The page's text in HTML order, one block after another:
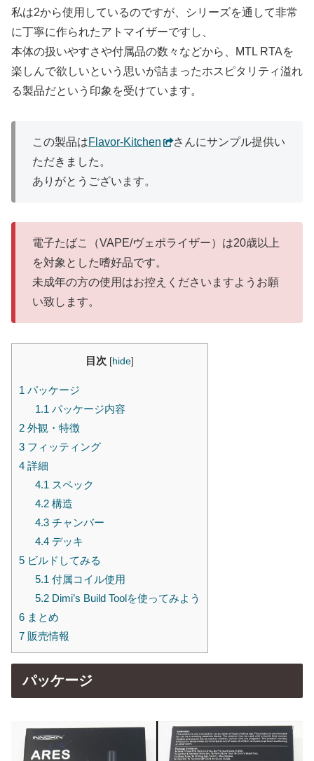
私は2から使用しているのですが、シリーズを通して非常
に丁寧に作られたアトマイザーですし、
本体の扱いやすさや付属品の数々などから、MTL RTAを
楽しんで欲しいという思いが詰まったホスピタリティ溢れ
る製品だという印象を受けています。
この製品はFlavor-Kitchen
さんにサンプル提供い
ただきました。
ありがとうございます。
電子たばこ（VAPE/ヴェポライザー）は20歳以上
を対象とした嗜好品です。
未成年の方の使用はお控えくださいますようお願
い致します。
目次 [hide]
1 パッケージ
1.1 パッケージ内容
2 外観・特徴
3 フィッティング
4 詳細
4.1 スペック
4.2構造
4.3チャンバー
4.4デッキ
5 ビルドしてみる
5.1 付属コイル使用
5.2Dimi’s Build Toolを使ってみよう
6 まとめ
7 販売情報
パッケージ